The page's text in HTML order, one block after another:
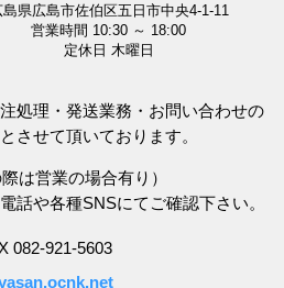
島県広島市佐伯区五日市中央4-1-11
営業時間 10:30 ～ 18:00
定休日 木曜日
処理・発送業務・お問い合わせの
させて頂いております。
は営業の場合有り）
話や各種SNSにてご確認下さい。
082-921-5603